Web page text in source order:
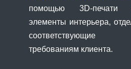
помощью 3D-печати
элементы интерьера,
соответствующие
требованиям клиента.